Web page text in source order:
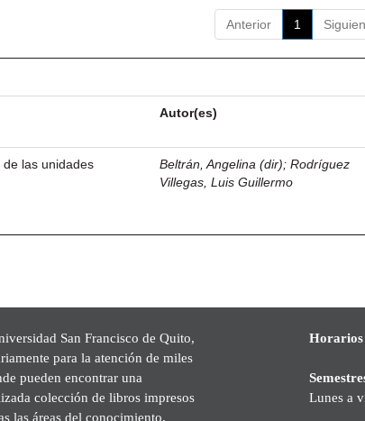
Anterior 1
Autor(es)
las unidades Beltrán, Angelina (dir);Rodríguez
Villegas, Luis Guillermo
San Francisco de Quito,
para la atención de miles
pueden encontrar una
colección de libros impresos
las áreas del conocimiento,
Horarios
Lunes a